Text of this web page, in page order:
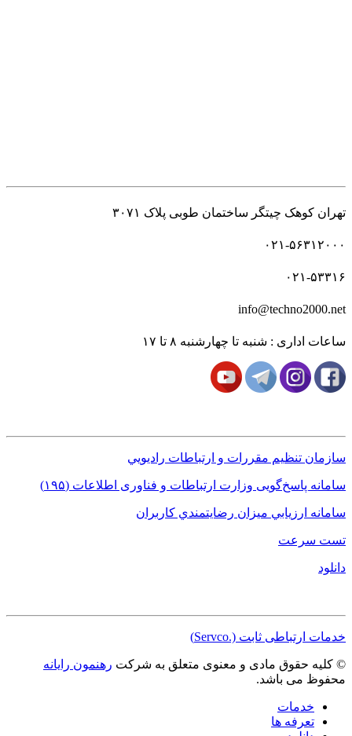
تهران کوهک چیتگر ساختمان طوبی پلاک ۳۰۷۱
۰۲۱-۵۶۳۱۲۰۰۰
۰۲۱-۵۳۳۱۶
info@techno2000.net
ساعات اداری : شنبه تا چهارشنبه ۸ تا ۱۷
سازمان تنظيم مقررات و ارتباطات راديويي
سامانه پاسخ‌گویی وزارت ارتباطات و فناوری اطلاعات (١٩۵)
سامانه ارزيابي ميزان رضايتمندي کاربران
تست سرعت
دانلود
خدمات ارتباطی ثابت (.Servco)
© کلیه حقوق مادی و معنوی متعلق به شرکت رهنمون رایانه
محفوظ می باشد.
خدمات
تعرفه ها